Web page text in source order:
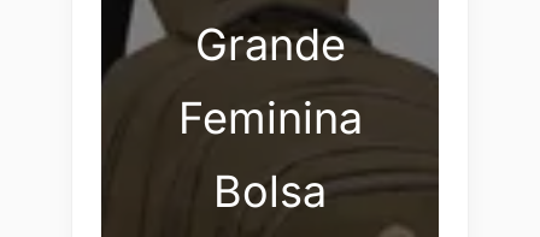
Grande
Feminina
Bolsa